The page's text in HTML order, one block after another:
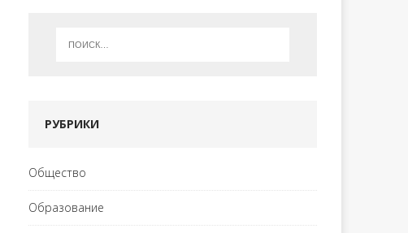
РУБРИКИ
Общество
Образование